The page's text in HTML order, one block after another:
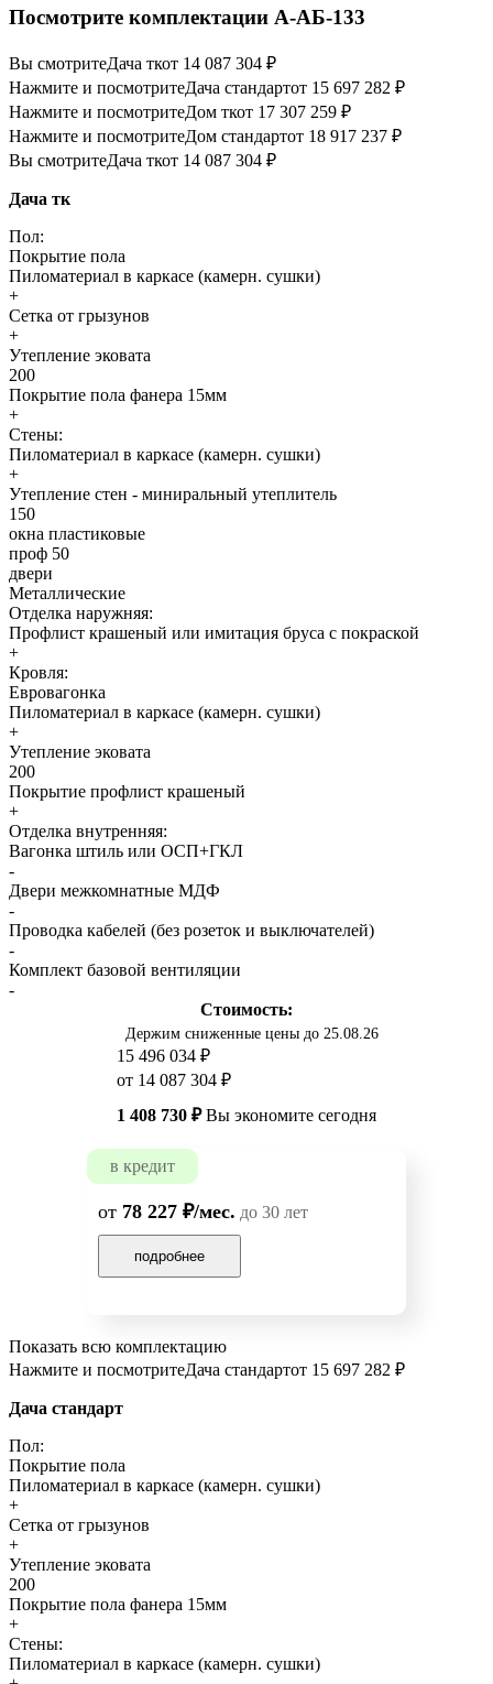
Посмотрите комплектации А-АБ-133
Вы смотритеДача ткот 14 087 304 ₽
Нажмите и посмотритеДача стандартот 15 697 282 ₽
Нажмите и посмотритеДом ткот 17 307 259 ₽
Нажмите и посмотритеДом стандартот 18 917 237 ₽
Вы смотритеДача ткот 14 087 304 ₽
Дача тк
Пол:
Покрытие пола
Пиломатериал в каркасе (камерн. сушки)
+
Сетка от грызунов
+
Утепление эковата
200
Покрытие пола фанера 15мм
+
Стены:
Пиломатериал в каркасе (камерн. сушки)
+
Утепление стен - миниральный утеплитель
150
окна пластиковые
проф 50
двери
Металлические
Отделка наружняя:
Профлист крашеный или имитация бруса с покраской
+
Кровля:
Евровагонка
Пиломатериал в каркасе (камерн. сушки)
+
Утепление эковата
200
Покрытие профлист крашеный
+
Отделка внутренняя:
Вагонка штиль или ОСП+ГКЛ
-
Двери межкомнатные МДФ
-
Проводка кабелей (без розеток и выключателей)
-
Комплект базовой вентиляции
-
Стоимость:
Держим сниженные цены до 25.08.26
15 496 034 ₽
от 14 087 304 ₽
1 408 730 ₽Вы экономите сегодня
в кредит
от 78 227 ₽/мес. до 30 лет
подробнее
Показать всю комплектацию
Нажмите и посмотритеДача стандартот 15 697 282 ₽
Дача стандарт
Пол:
Покрытие пола
Пиломатериал в каркасе (камерн. сушки)
+
Сетка от грызунов
+
Утепление эковата
200
Покрытие пола фанера 15мм
+
Стены:
Пиломатериал в каркасе (камерн. сушки)